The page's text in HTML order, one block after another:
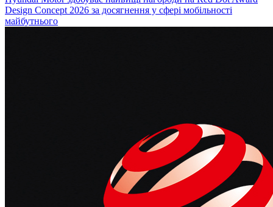
Design Concept 2026 за досягнення у сфері мобільності
майбутнього